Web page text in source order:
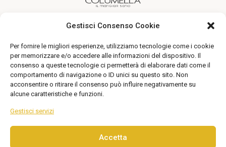
Gestisci Consenso Cookie
Per fornire le migliori esperienze, utilizziamo tecnologie come i cookie
per memorizzare e/o accedere alle informazioni del dispositivo. Il
consenso a queste tecnologie ci permetterà di elaborare dati come il
comportamento di navigazione o ID unici su questo sito. Non
acconsentire o ritirare il consenso può influire negativamente su
alcune caratteristiche e funzioni.
Gestisci servizi
Accetta
Un’alimentazione sana alla portata di tutti
Seguici